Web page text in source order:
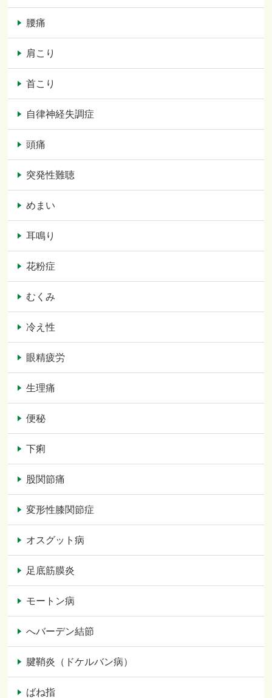
腰痛
肩こり
首こり
自律神経失調症
頭痛
突発性難聴
めまい
耳鳴り
花粉症
むくみ
冷え性
眼精疲労
生理痛
便秘
下痢
股関節痛
変形性膝関節症
オスグット病
足底筋膜炎
モートン病
へバーデン結節
腱鞘炎（ドケルバン病）
ばね指